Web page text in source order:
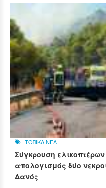
ΤΟΠΙΚΑ ΝΕΑ
Σύγκρουση
απολογισμός δύο
Δανός